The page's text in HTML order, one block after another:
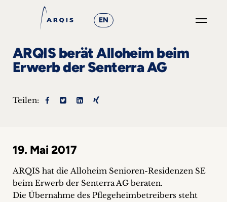
EN
+
&
Events
+
ARQIS berät Alloheim beim
Erwerb der Senterra AG
Teilen:
19. Mai 2017
ARQIS hat die Alloheim Senioren-Residenzen SE
beim Erwerb der Senterra AG beraten.
Die Übernahme des Pflegeheimbetreibers steht